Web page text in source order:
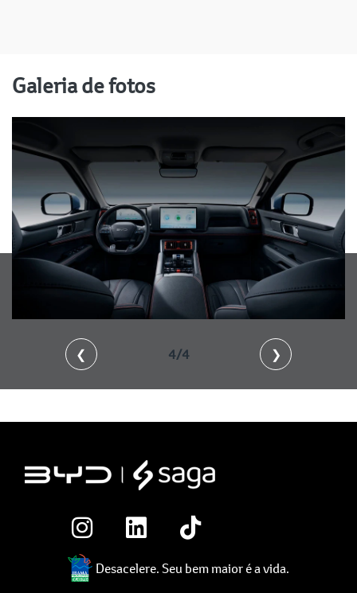
Galeria de fotos
❮ 4/4 ❯
Desacelere. Seu bem maior é a vida.